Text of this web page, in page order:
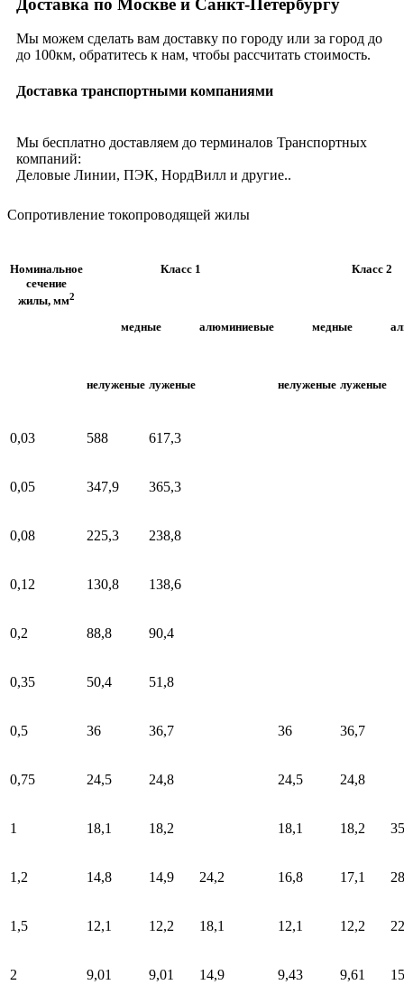
Мы можем сделать вам доставку по городу или за город до
до 100км, обратитесь к нам, чтобы рассчитать стоимость.
Доставка транспортными компаниями
Мы бесплатно доставляем до терминалов Транспортных
компаний:
Деловые Линии, ПЭК, НордВилл и другие..
Сопротивление токопроводящей жилы
Номинальное
сечение
жилы, мм2
Класс 1 Класс 2
медные алюминиевые медные
нелуженые луженые нелуженые луженые
0,03 588 617,3
0,05 347,9 365,3
0,08 225,3 238,8
0,12 130,8 138,6
0,2 88,8 90,4
0,35 50,4 51,8
0,5 36 36,7 36 36,7
0,75 24,5 24,8 24,5 24,8
1 18,1 18,2 18,1 18,2
1,2 14,8 14,9 24,2 16,8 17,1 28
1,5 12,1 12,2 18,1 12,1 12,2
2 9,01 9,01 14,9 9,43 9,61